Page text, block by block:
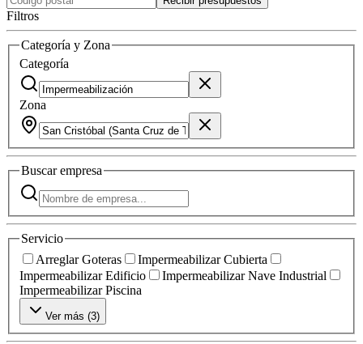
Filtros
Categoría y Zona
Categoría
Zona
Buscarempresa
Servicio
Arreglar Goteras
Impermeabilizar Cubierta
Impermeabilizar Edificio
Impermeabilizar Nave Industrial
Impermeabilizar Piscina
Ver más (3)